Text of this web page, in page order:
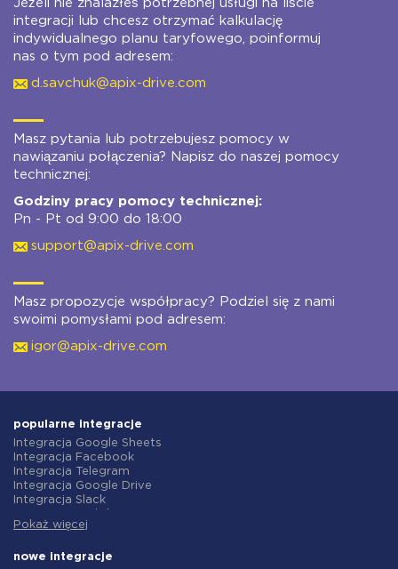
Jeżeli nie znalazłeś potrzebnej usługi na liście
integracji lub chcesz otrzymać kalkulację
indywidualnego planu taryfowego, poinformuj
nas o tym pod adresem:
d.savchuk@apix-drive.com
Masz pytania lub potrzebujesz pomocy w
nawiązaniu połączenia? Napisz do naszej pomocy
technicznej:
Godziny pracy pomocy technicznej:
Pn - Pt od 9:00 do 18:00
support@apix-drive.com
Masz propozycje współpracy? Podziel się z nami
swoimi pomysłami pod adresem:
igor@apix-drive.com
popularne integracje
Integracja Google Sheets
Integracja Facebook
Integracja Telegram
Integracja Google Drive
Integracja Slack
Integracja Gmail
Integracja ClickUp
Pokaż więcej
nowe integracje